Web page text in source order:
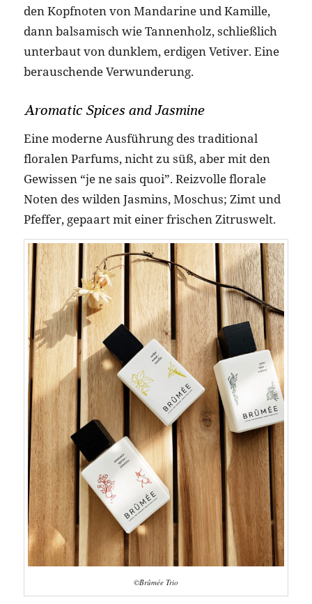
den Kopfnoten von Mandarine und Kamille,
dann balsamisch wie Tannenholz, schließlich
unterbaut von dunklem, erdigen Vetiver. Eine
berauschende Verwunderung.
Aromatic Spices and Jasmine
Eine moderne Ausführung des traditional
floralen Parfums, nicht zu süß, aber mit den
Gewissen “je ne sais quoi”. Reizvolle florale
Noten des wilden Jasmins, Moschus; Zimt und
Pfeffer, gepaart mit einer frischen Zitruswelt.
©Brûmée Trio